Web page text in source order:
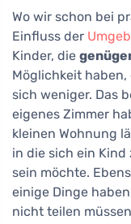
Wo wir schon bei
Einfluss der
Kinder, die
Möglichkeit haben,
sich weniger. Das
eigenes Zimmer
kleinen Wohnung
in die sich ein
sein möchte.
einige Dinge
nicht teilen